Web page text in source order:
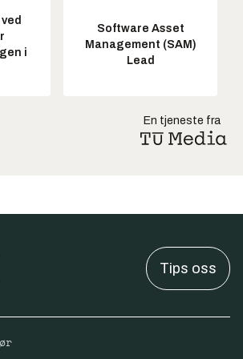
i
Software Asset
Management (SAM)
Lead
En tjeneste fra
Tips oss